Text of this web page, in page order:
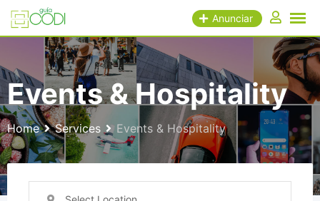
Skip
Anunciar
Events & Hospitality
Home Services Events & Hospitality